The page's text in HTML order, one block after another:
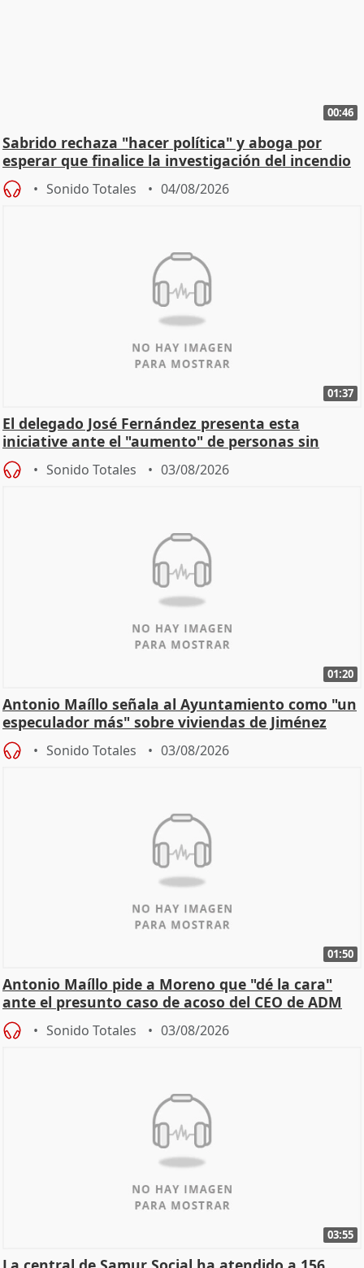
00:46
Sabrido rechaza "hacer política" y aboga por
esperar que finalice la investigación del incendio
Sonido Totales 04/08/2026
01:37
El delegado José Fernández presenta esta
iniciative ante el "aumento" de personas sin
hogar en Madri
Sonido Totales 03/08/2026
01:20
Antonio Maíllo señala al Ayuntamiento como "un
especulador más" sobre viviendas de Jiménez
Becerril
Sonido Totales 03/08/2026
01:50
Antonio Maíllo pide a Moreno que "dé la cara"
ante el presunto caso de acoso del CEO de ADM
Sonido Totales 03/08/2026
03:55